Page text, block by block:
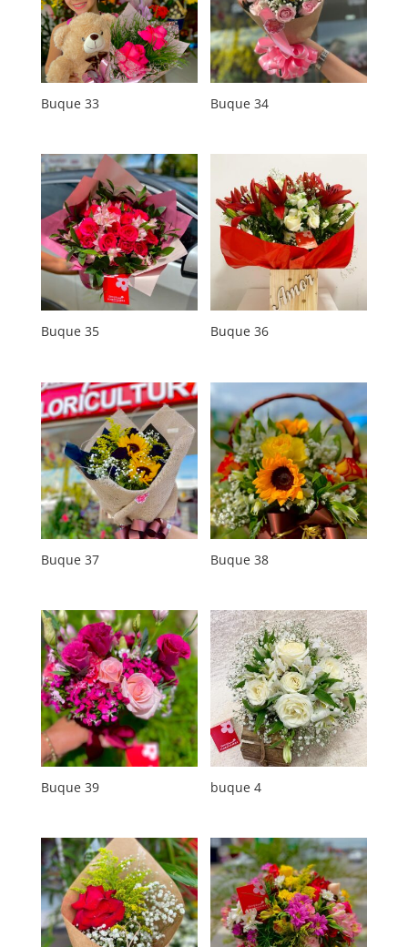
Buque 33 Buque 34
Buque 35 Buque 36
Buque 37 Buque 38
Buque 39 buque 4